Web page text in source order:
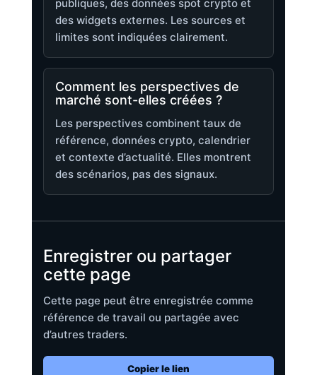
publiques, des données spot crypto et
des widgets externes. Les sources et
limites sont indiquées clairement.
Comment les perspectives de
marché sont-elles créées ?
Les perspectives combinent taux de
référence, données crypto, calendrier
et contexte d’actualité. Elles montrent
des scénarios, pas des signaux.
Enregistrer ou partager
cette page
Cette page peut être enregistrée comme
référence de travail ou partagée avec
d’autres traders.
Copier le lien